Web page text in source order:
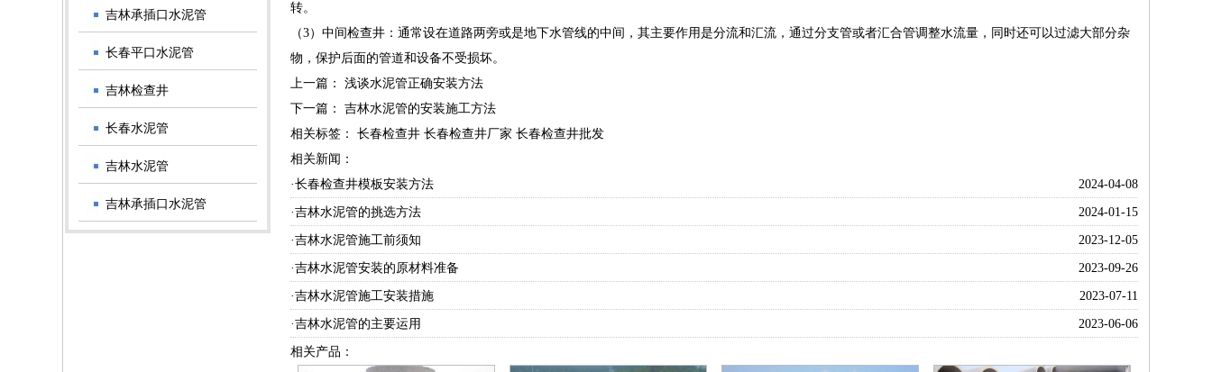
吉林承插口水泥管
长春平口水泥管
吉林检查井
长春水泥管
吉林水泥管
吉林承插口水泥管
转。
（3）中间检查井：通常设在道路两旁或是地下水管线的中间，其主要作用是分流和汇流，通过分支管或者汇合管调整水流量，同时还可以过滤大部分杂
物，保护后面的管道和设备不受损坏。
上一篇： 浅谈水泥管正确安装方法
下一篇： 吉林水泥管的安装施工方法
相关标签： 长春检查井 长春检查井厂家 长春检查井批发
相关新闻：
·长春检查井模板安装方法
2024-04-08
·吉林水泥管的挑选方法 2024-01-15
·吉林水泥管施工前须知 2023-12-05
·吉林水泥管安装的原材料准备 2023-09-26
·吉林水泥管施工安装措施 2023-07-11
·吉林水泥管的主要运用 2023-06-06
相关产品：